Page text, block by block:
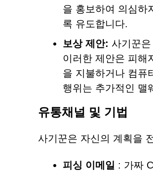
을 홍보하여 의심하
록 유도합니다.
보상 제안: 사기꾼
이러한 제안은 피해
을 지불하거나 컴퓨
행위는 추가적인 맬
유통채널 및 기법
사기꾼은 자신의 계획을
피싱 이메일 : 가짜